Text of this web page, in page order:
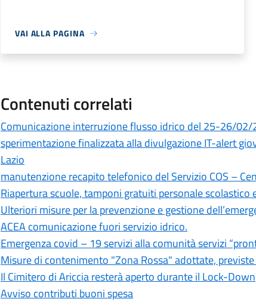
VAI ALLA PAGINA
Contenuti correlati
Comunicazione interruzione flusso idrico del 25-26/02/
sperimentazione finalizzata alla divulgazione IT-alert
Lazio
manutenzione recapito telefonico del Servizio COS –
Riapertura scuole, tamponi gratuiti personale scolastico
Ulteriori misure per la prevenzione e gestione
ACEA comunicazione fuori servizio idrico.
Emergenza covid – 19 servizi alla comunità servizi
Misure di contenimento "Zona Rossa" adottate,
Il Cimitero di Ariccia resterà aperto durante il Lock-Down
Avviso contributi buoni spesa